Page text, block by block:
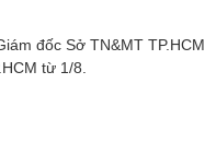
đốc Sở TN&MT TP.HCM,
từ 1/8.